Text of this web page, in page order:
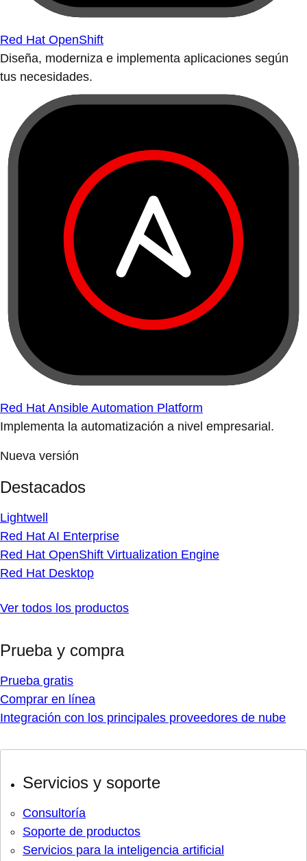
Red Hat OpenShift
Diseña, moderniza e implementa aplicaciones según
tus necesidades.
Red Hat Ansible Automation Platform
Implementa la automatización a nivel empresarial.
Nueva versión
Destacados
Lightwell
Red Hat AI Enterprise
Red Hat OpenShift Virtualization Engine
Red Hat Desktop
Ver todos los productos
Prueba y compra
Prueba gratis
Comprar en línea
Integración con los principales proveedores de nube
Servicios y soporte
Consultoría
Soporte de productos
Servicios para la inteligencia artificial